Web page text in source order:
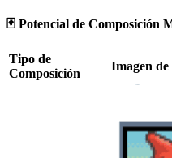
🃏 Potencial de Composición
Tipo de
Composición
Imagen